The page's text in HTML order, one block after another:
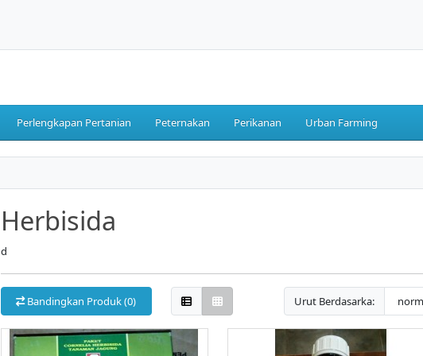
Perlengkapan Pertanian Peternakan Perikanan Urban Farming
Herbisida
d
Bandingkan Produk (0) Urut Berdasarka: